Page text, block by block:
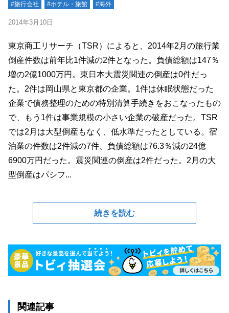
#旅行会社 #ホテル・旅館 #海外
2014年3月10日
東京商工リサーチ（TSR）によると、2014年2月の旅行業
倒産件数は前年比1件減の2件となった。負債総額は147％
増の2億1000万円。東日本大震災関連の倒産は0件だっ
た。2件は岡山県と東京都の企業。1件は休眠状態だった
企業で債務整理のための特別清算手続きをおこなったもの
で、もう1件は事業規模の小さい企業の破産だった。TSR
では2月は大型倒産もなく、低水準だったとしている。宿
泊業の件数は2件減の7件、負債総額は76.3％減の24億
6900万円だった。震災関連の倒産は2件だった。2月の大
型倒産はパシフ...
続きを読む
関連記事